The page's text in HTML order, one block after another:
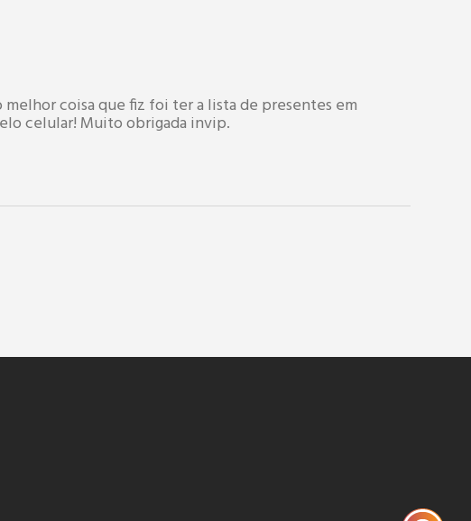
coisa que fiz foi ter a lista de presentes em
celular! Muito obrigada invip.